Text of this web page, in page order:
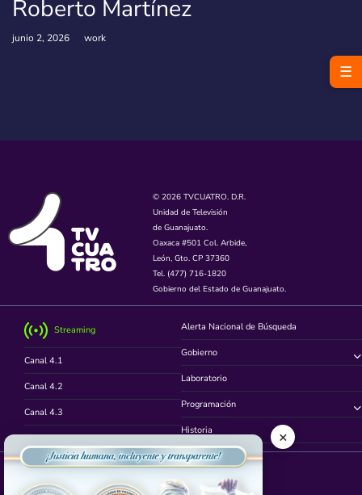
Roberto Martínez
junio 2, 2026 work
© 2026 TVCUATRO. D.R.
Unidad de Televisión
de Guanajuato.
Oaxaca #501 Col. Arbide,
León, Gto. CP 37360
Tel. (477) 716-1820
Gobierno del Estado de Guanajuato.
Streaming
Canal 4.1
Canal 4.2
Canal 4.3
Canal 4.4
Alerta Nacional de Búsqueda
Gobierno
Laboratorio
Programación
Historia
Síguenos en
☰
×